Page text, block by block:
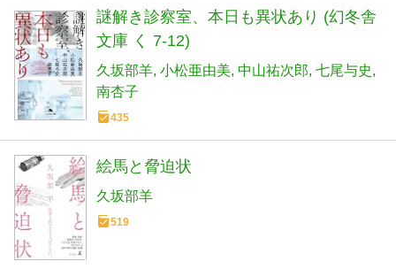
謎解き診察室、本日も異状あり (幻冬舎
文庫 く 7-12)
久坂部羊 小松亜由美 中山祐次郎 七尾与史
南杏子
435
絵馬と脅迫状
久坂部羊
519